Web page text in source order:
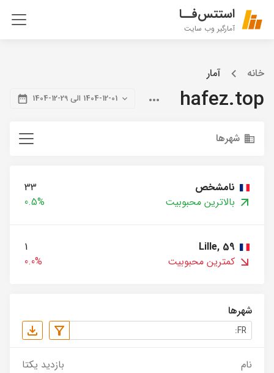
استتس‌فــا
آمارگیر وب سایت
خانه آمار
hafez.top 1404-12-01 الی 29-12-1404
شهرها
نامشخص
33
بالاترین محبوبیت
0.5%
Lille, 59
1
کمترین محبوبیت
0.0%
شهرها
نام بازدید یکتا